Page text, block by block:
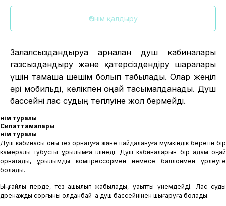
Өтінім қалдыру
Залалсыздандыруға арналған душ кабиналары
газсыздандыру және қатерсіздендіру шаралары
үшін тамаша шешім болып табылады. Олар жеңіл
әрі мобильді, көлікпен оңай тасымалданады. Душ
бассейні лас судың төгілуіне жол бермейді.
Өнім туралы
Сипаттамалары
Өнім туралы
Душ кабинасы оны тез орнатуға және пайдалануға мүмкіндік беретін бір
камералы тубусты құрылымға ілінеді. Душ кабиналарын бір адам оңай
орнатады, құрылымды компрессормен немесе баллонмен үрлеуге
болады.
Ыңғайлы перде, тез ашылып-жабылады, уақытты үнемдейді. Лас суды
дренаждық сорғыны қолданбай-ақ душ бассейнінен шығаруға болады.